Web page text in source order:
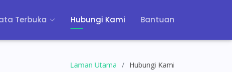
Terbuka Hubungi Kami Bantuan
Laman Utama Hubungi Kami